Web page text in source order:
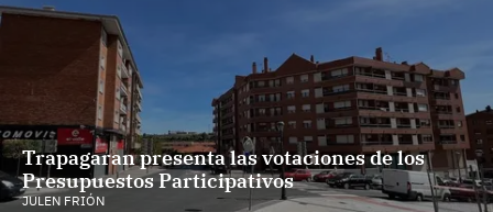
Trapagaran presenta las votaciones de los
Presupuestos Participativos
JULEN FRIÓN